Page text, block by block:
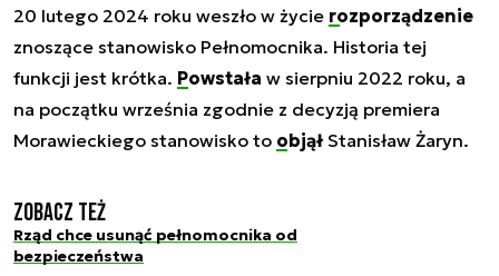
20 lutego 2024 roku weszło w życie rozporządzenie
znoszące stanowisko Pełnomocnika. Historia tej
funkcji jest krótka. Powstała w sierpniu 2022 roku, a
na początku września zgodnie z decyzją premiera
Morawieckiego stanowisko to objąłStanisław Żaryn.
Zobacz też
Rząd chce usunąć pełnomocnika od
bezpieczeństwa